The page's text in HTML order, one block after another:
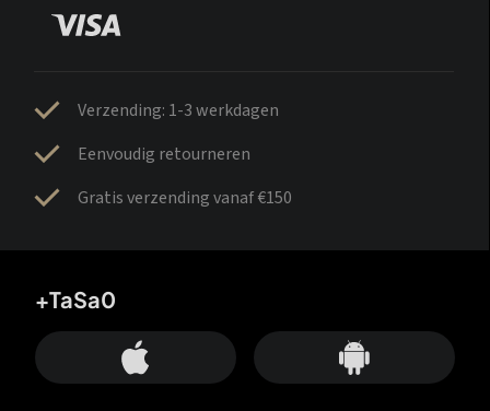
Verzending: 1-3 werkdagen
Eenvoudig retourneren
Gratis verzending vanaf €150
+TaSa0